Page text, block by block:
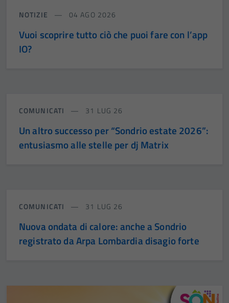
NOTIZIE 04 AGO 2026
Vuoi scoprire tutto ciò che puoi fare con l’app
IO?
COMUNICATI 31 LUG 26
Un altro successo per “Sondrio estate 2026”:
entusiasmo alle stelle per dj Matrix
COMUNICATI 31 LUG 26
Nuova ondata di calore: anche a Sondrio
registrato da Arpa Lombardia disagio forte